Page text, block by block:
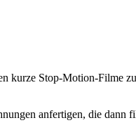
kurze Stop-Motion-Filme
anfertigen, die dann